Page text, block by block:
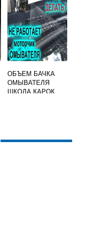
ОБЪЕМ БАЧКА
ОМЫВАТЕЛЯ
ШКОДА КАРОК